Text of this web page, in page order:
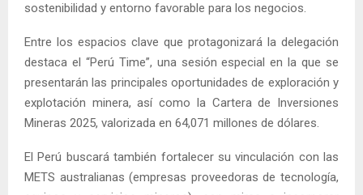
sostenibilidad y entorno favorable para los negocios.
Entre los espacios clave que protagonizará la delegación
destaca el “Perú Time”, una sesión especial en la que se
presentarán las principales oportunidades de exploración y
explotación minera, así como la Cartera de Inversiones
Mineras 2025, valorizada en 64,071 millones de dólares.
El Perú buscará también fortalecer su vinculación con las
METS australianas (empresas proveedoras de tecnología,